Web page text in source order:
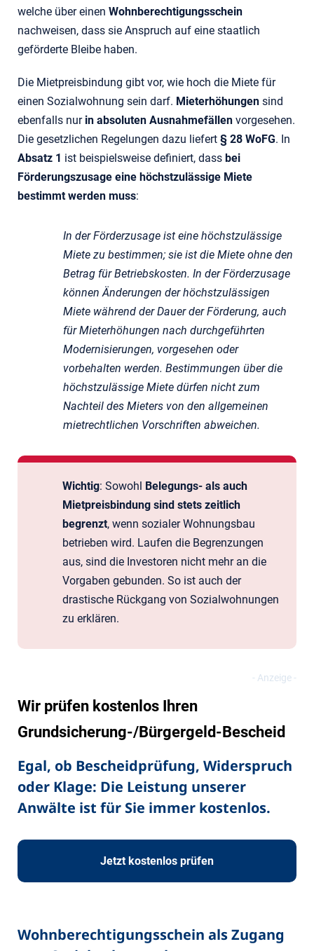
welche über einen Wohnberechtigungsschein
nachweisen, dass sie Anspruch auf eine staatlich
geförderte Bleibe haben.
Die Mietpreisbindung gibt vor, wie hoch die Miete für
einen Sozialwohnung sein darf. Mieterhöhungen sind
ebenfalls nur in absoluten Ausnahmefällen vorgesehen.
Die gesetzlichen Regelungen dazu liefert § 28 WoFG. In
Absatz 1 ist beispielsweise definiert, dass bei
Förderungszusage eine höchstzulässige Miete
bestimmt werden muss:
In der Förderzusage ist eine höchstzulässige
Miete zu bestimmen; sie ist die Miete ohne den
Betrag für Betriebskosten. In der Förderzusage
können Änderungen der höchstzulässigen
Miete während der Dauer der Förderung, auch
für Mieterhöhungen nach durchgeführten
Modernisierungen, vorgesehen oder
vorbehalten werden. Bestimmungen über die
höchstzulässige Miete dürfen nicht zum
Nachteil des Mieters von den allgemeinen
mietrechtlichen Vorschriften abweichen.
Wichtig: Sowohl Belegungs- als auch
Mietpreisbindung sind stets zeitlich
begrenzt, wenn sozialer Wohnungsbau
betrieben wird. Laufen die Begrenzungen
aus, sind die Investoren nicht mehr an die
Vorgaben gebunden. So ist auch der
drastische Rückgang von Sozialwohnungen
zu erklären.
Wir prüfen kostenlos Ihren
Grundsicherung-/Bürgergeld-Bescheid
Egal, ob Bescheidprüfung, Widerspruch
oder Klage: Die Leistung unserer
Anwälte ist für Sie immer kostenlos.
Jetzt kostenlos prüfen
Wohnberechtigungsschein als Zugang